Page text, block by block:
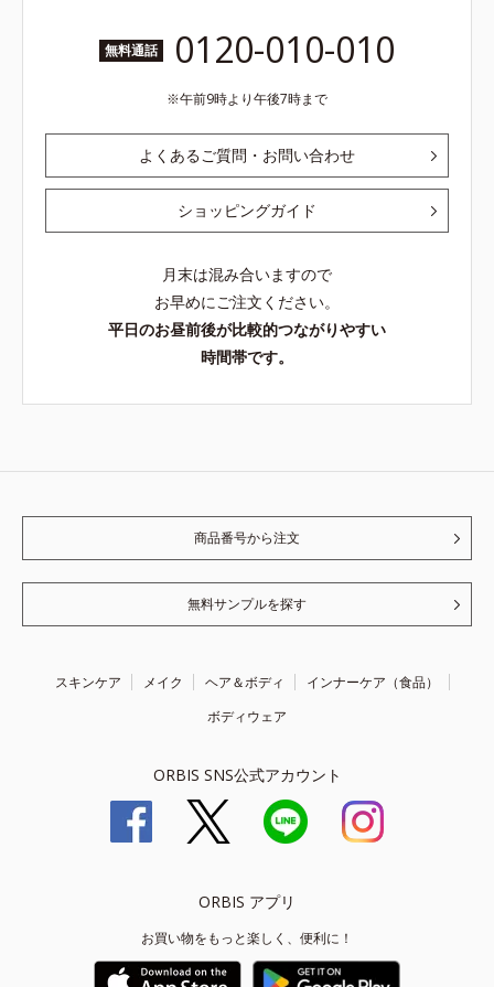
無料通話 0120-010-010
午前9時より午後7時まで
よくあるご質問・お問い合わせ
ショッピングガイド
月末は混み合いますので
お早めにご注文ください。
平日のお昼前後が比較的つながりやすい
時間帯です。
商品番号から注文
無料サンプルを探す
スキンケア メイク ヘア＆ボディ
インナーケア（食品）
ボディウェア
ORBIS SNS公式アカウント
ORBIS アプリ
お買い物をもっと楽しく、便利に！